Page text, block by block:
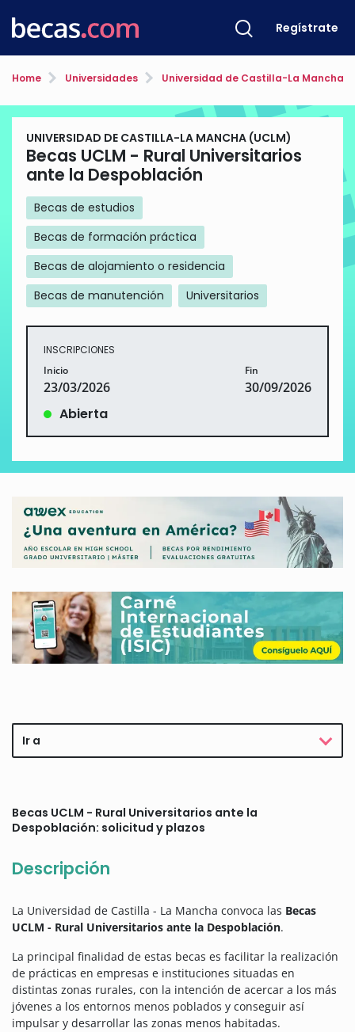
Regístrate
Home Universidades Universidad de Castilla-La Mancha
UNIVERSIDAD DE CASTILLA-LA MANCHA (UCLM)
Becas UCLM - Rural Universitarios
ante la Despoblación
Becas de estudios
Becas de formación práctica
Becas de alojamiento o residencia
Becas de manutención
Universitarios
INSCRIPCIONES
Inicio
23/03/2026
Fin
30/09/2026
Abierta
Ir a
Becas UCLM - Rural Universitarios ante la
Despoblación: solicitud y plazos
Descripción
La Universidad de Castilla - La Mancha convoca las Becas
UCLM - Rural Universitarios ante la Despoblación.
La principal finalidad de estas becas es facilitar la realización
de prácticas en empresas e instituciones situadas en
distintas zonas rurales, con la intención de acercar a los más
jóvenes a los entornos menos poblados y conseguir así
impulsar y desarrollar las zonas menos habitadas.